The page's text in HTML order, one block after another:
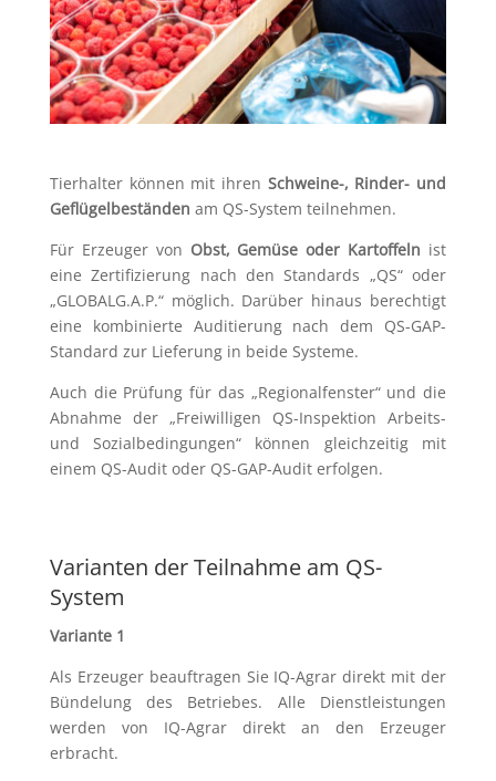
Tierhalter können mit ihren Schweine-, Rinder- und
Geflügelbeständen am QS-System teilnehmen.
Für Erzeuger von Obst, Gemüse oder Kartoffeln ist
eine Zertifizierung nach den Standards „QS“ oder
„GLOBALG.A.P.“ möglich. Darüber hinaus berechtigt
eine kombinierte Auditierung nach dem QS-GAP-
Standard zur Lieferung in beide Systeme.
Auch die Prüfung für das „Regionalfenster“ und die
Abnahme der „Freiwilligen QS-Inspektion Arbeits-
und Sozialbedingungen“ können gleichzeitig mit
einem QS-Audit oder QS-GAP-Audit erfolgen.
Varianten der Teilnahme am QS-
System
Variante 1
Als Erzeuger beauftragen Sie IQ-Agrar direkt mit der
Bündelung des Betriebes. Alle Dienstleistungen
werden von IQ-Agrar direkt an den Erzeuger
erbracht.